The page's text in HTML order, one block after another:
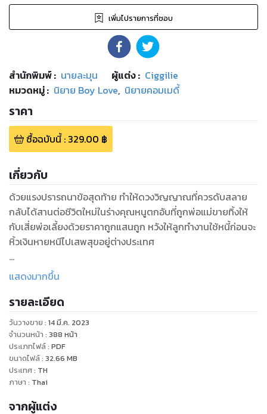
เพิ่มไปรายการที่ชอบ
สำนักพิมพ์: นายละมุน ผู้แต่ง : Ciggilie
หมวดหมู่: นิยาย Boy Love, นิยายคอมเมดี้
ราคา
ซื้อฉบับนี้: 329.00 ฿
เกี่ยวกับ
ด้วยแรงปรารถนาข้อสุดท้าย ทำให้ดวงวิญญาณที่ควรดับสลาย
กลับได้สานต่อชีวิตใหม่ในร่างคุณหนูตกอับที่ถูกพ่อแม่ขายทิ้งให้
กับเสี่ยพ่อเลี้ยงด้วยราคาถูกแสนถูก หวังให้ลูกทำงานใช้หนี้ก่อนจะ
หิ้วเงินหายหนีไปเสพสุขอยู่ต่างประเทศ
“แทนใจ” ตื่นขึ้นมาในร่างใหม่ที่มีพ่อเลี้ยงสายเปย์อย่าง “เมืองฟ้า”
นิ่งดุนักดุหนา อย่าทำอะไรขัดใจพ่อเลี้ยงเมืองฟ้าเด็ดขาดเลยเชียว
ขณะที่ไอ้แทนใจขโมยส้มกินหมดไร่ แต่ก็ไม่เห็นว่าพ่อเลี้ยงเมืองฟ้า
อะไรนั่นจะดุเขาสักที
แสดงมากขึ้น
รายละเอียด
วันวางขาย : 14 มี.ค. 2023
จำนวนหน้า : 388 หน้า
ประเภทไฟล์: PDF
ขนาดไฟล์: 32.66 MB
ประเทศ: TH
ภาษา : Thai
จากผู้แต่ง